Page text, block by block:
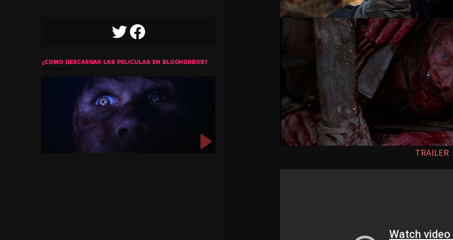
TRAILER
TWITTERFACEBOOK
¿COMO DESCARGAR LAS PELICULAS EN BLOGHORROR?